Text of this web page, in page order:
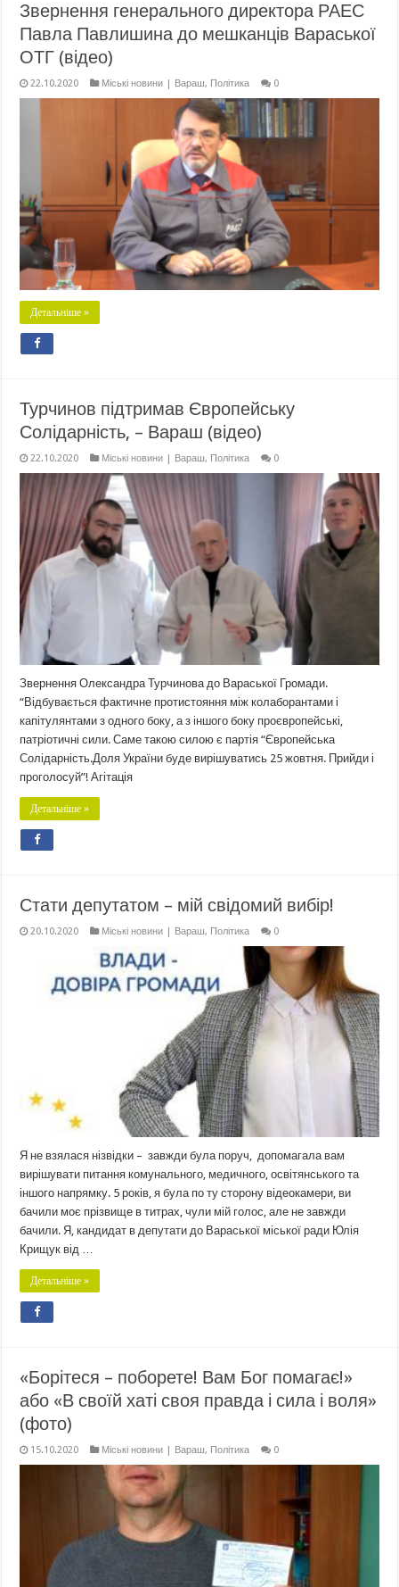
Звернення генерального директора РАЕС
Павла Павлишина до мешканців Вараської
ОТГ (відео)
22.10.2020 Міські новини | Вараш, Політика 0
Детальніше »
Турчинов підтримав Європейську
Солідарність, – Вараш (відео)
22.10.2020 Міські новини | Вараш, Політика 0
Звернення Олександра Турчинова до Вараської Громади.
“Відбувається фактичне протистояння між колаборантами і
капітулянтами з одного боку, а з іншого боку проєвропейські,
патріотичні сили. Саме такою силою є партія “Європейська
Солідарність.Доля України буде вирішуватись 25 жовтня. Прийди і
проголосуй”! Агітація
Детальніше »
Стати депутатом – мій свідомий вибір!
20.10.2020 Міські новини | Вараш, Політика 0
Я не взялася нізвідки – завжди була поруч, допомагала вам
вирішувати питання комунального, медичного, освітянського та
іншого напрямку. 5 років, я була по ту сторону відеокамери, ви
бачили моє прізвище в титрах, чули мій голос, але не завжди
бачили. Я, кандидат в депутати до Вараської міської ради Юлія
Крищук від …
Детальніше »
«Борітеся – поборете! Вам Бог помагає!»
або «В своїй хаті своя правда і сила і воля»
(фото)
15.10.2020 Міські новини | Вараш, Політика 0